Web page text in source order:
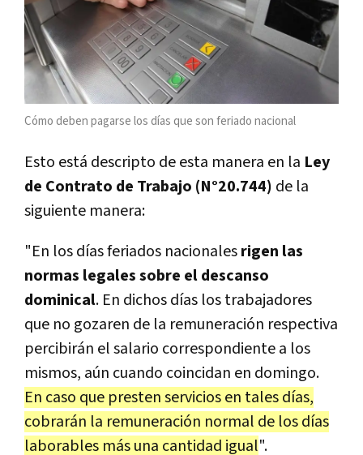
Cómo deben pagarse los días que son feriado nacional
Esto está descripto de esta manera en la Ley
de Contrato de Trabajo (N°20.744) de la
siguiente manera:
"En los días feriados nacionalesrigen las
normas legales sobre el descanso
dominical. En dichos días los trabajadores
que no gozaren de la remuneración respectiva
percibirán el salario correspondiente a los
mismos, aún cuando coincidan en domingo.
En caso que presten servicios en tales días,
cobrarán la remuneración normal de los días
laborables más una cantidad igual".